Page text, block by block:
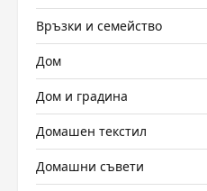
Връзки и семейство
Дом
Дом и градина
Домашен текстил
Домашни съвети